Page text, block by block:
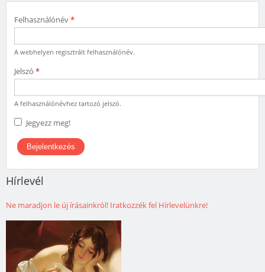
Felhasználónév*
A webhelyen regisztrált felhasználónév.
Jelszó *
A felhasználónévhez tartozó jelszó.
Jegyezz meg!
Hírlevél
Ne maradjon le új írásainkról! Iratkozzék fel Hírlevelünkre!